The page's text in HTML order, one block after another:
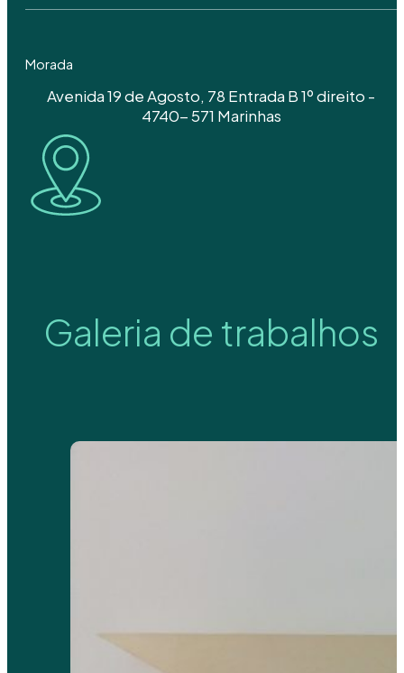
Morada
Avenida 19 de Agosto, 78 Entrada B 1º direito -
4740- 571 Marinhas
Galeria de trabalhos